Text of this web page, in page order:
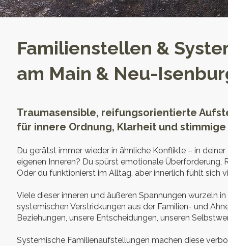
Familienstellen &
am Main & Neu-
Traumasensible, reifungsorientierte
für innere Ordnung, Klarheit und
Du gerätst immer wieder in ähnliche Konflikte – in
eigenen Inneren? Du spürst emotionale
Oder du funktionierst im Alltag, aber innerlich fühlt sich
Viele dieser inneren und äußeren Spannungen wurzeln
systemischen Verstrickungen aus der Familien- und
Beziehungen, unsere Entscheidungen, unseren
Systemische Familienaufstellungen machen diese